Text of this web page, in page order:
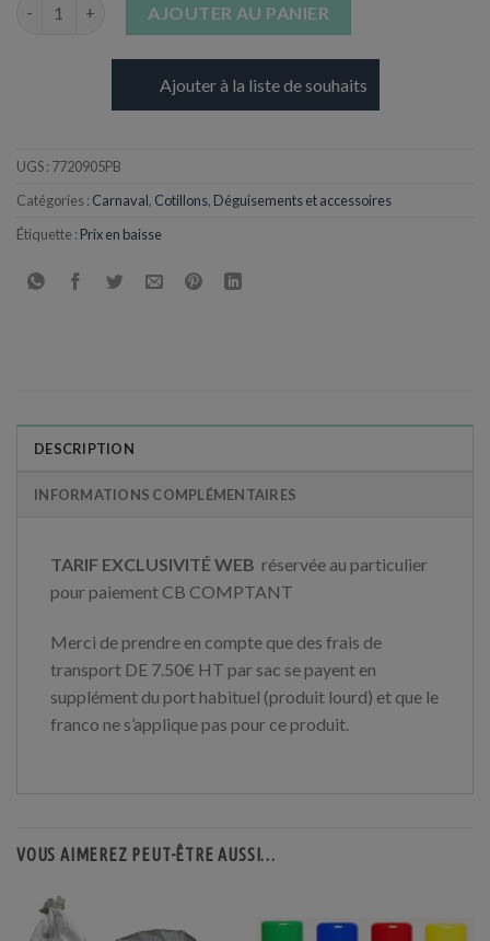
AJOUTER AU PANIER
Ajouter à la liste de souhaits
UGS : 7720905PB
Catégories : Carnaval, Cotillons, Déguisements et accessoires
Étiquette : Prix en baisse
DESCRIPTION
INFORMATIONS COMPLÉMENTAIRES
TARIF EXCLUSIVITÉ WEB réservée au particulier
pour paiement CB COMPTANT
Merci de prendre en compte que des frais de
transport DE 7.50€ HT par sac se payent en
supplément du port habituel (produit lourd) et que le
franco ne s’applique pas pour ce produit.
VOUS AIMEREZ PEUT-ÊTRE AUSSI…